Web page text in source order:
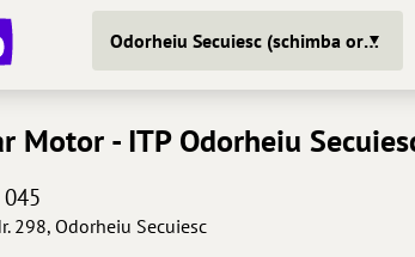
Odorheiu Secuiesc (schimba oras)
Motor - ITP Odorheiu
298, Odorheiu Secuiesc